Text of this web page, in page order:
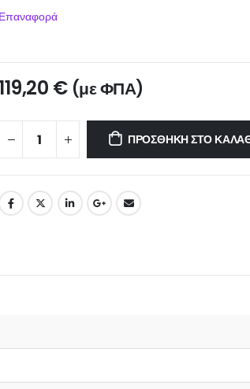
Επαναφορά
€ (με ΦΠΑ)
ΠΡΟΣΘΉΚΗ ΣΤΟ